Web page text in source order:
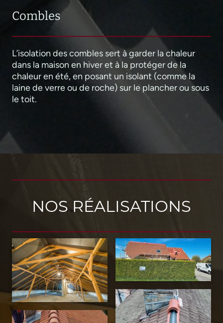
Combles
L’isolation des combles sert à garder la chaleur
dans la maison en hiver et à la protéger de la
chaleur en été, en posant un isolant (comme la
laine de verre ou de roche) sur le plancher ou sous
le toit.
NOS RÉALISATIONS